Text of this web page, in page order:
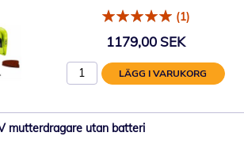
(1)
1179,00 SEK
LÄGG I VARUKORG
mutterdragare utan batteri